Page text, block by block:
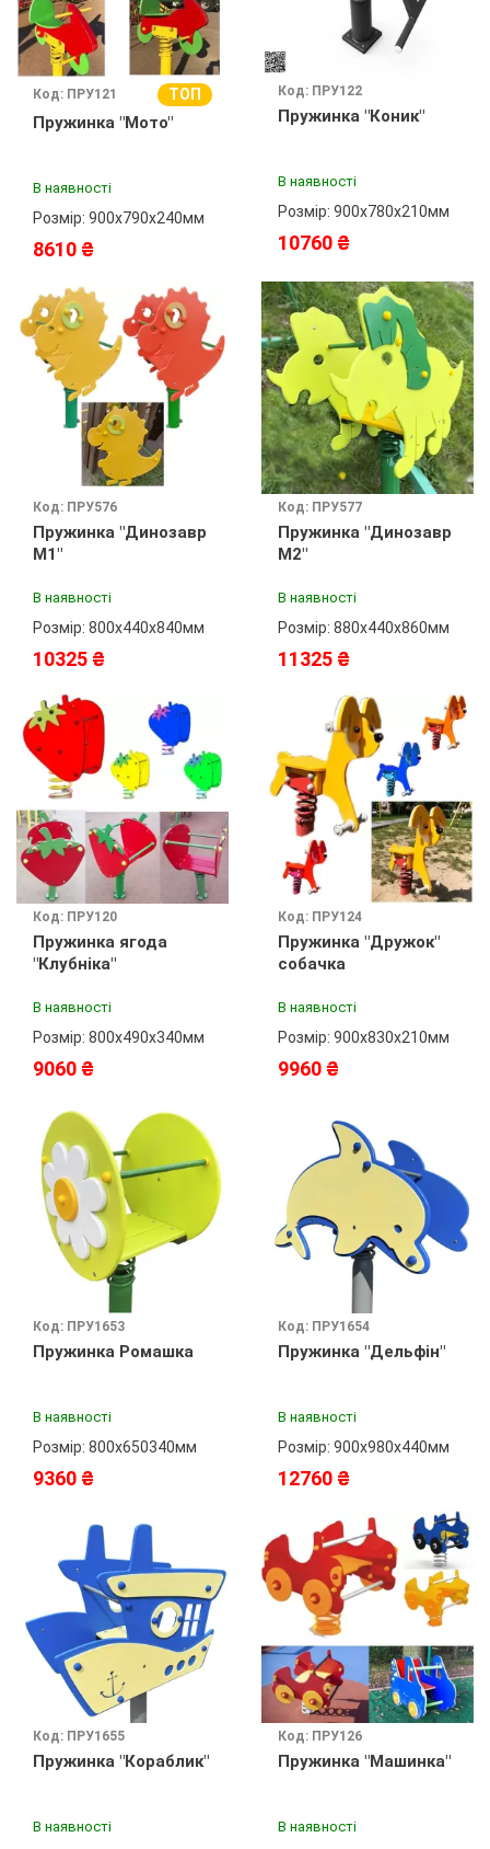
Код: ПРУ121 ТОП
Пружинка "Мото"
В наявності
Розмір: 900х790х240мм
8610 ₴
Код: ПРУ122
Пружинка "Коник"
В наявності
Розмір: 900х780х210мм
10760 ₴
Код: ПРУ576
Пружинка "Динозавр
М1"
В наявності
Розмір: 800х440х840мм
10325 ₴
Код: ПРУ577
Пружинка "Динозавр
М2"
В наявності
Розмір: 880х440х860мм
11325 ₴
Код: ПРУ120
Пружинка ягода
"Клубніка"
В наявності
Розмір: 800х490х340мм
9060 ₴
Код: ПРУ124
Пружинка "Дружок"
собачка
В наявності
Розмір: 900х830х210мм
9960 ₴
Код: ПРУ1653
Пружинка Ромашка
В наявності
Розмір: 800х650340мм
9360 ₴
Код: ПРУ1654
Пружинка "Дельфін"
В наявності
Розмір: 900х980х440мм
12760 ₴
Код: ПРУ1655
Пружинка "Кораблик"
В наявності
Код: ПРУ126
Пружинка "Машинка"
В наявності